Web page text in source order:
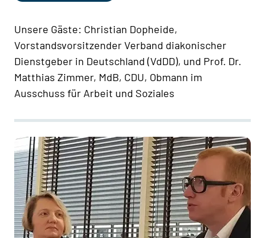
Unsere Gäste: Christian Dopheide,
Vorstandsvorsitzender Verband diakonischer
Dienstgeber in Deutschland (VdDD), und Prof. Dr.
Matthias Zimmer, MdB, CDU, Obmann im
Ausschuss für Arbeit und Soziales